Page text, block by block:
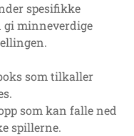
spesifikke
gi minneverdige
som tilkaller
som kan falle ned
spillerne.